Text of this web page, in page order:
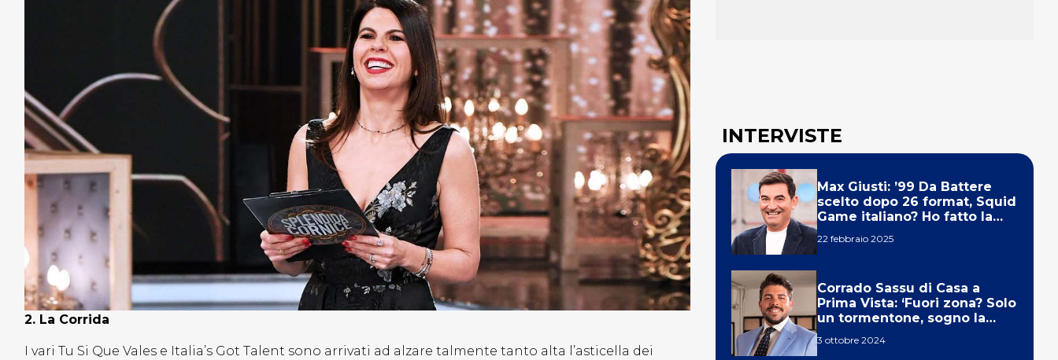
2. La Corrida
I vari Tu Si Que Vales e Italia’s Got Talent sono arrivati ad alzare talmente tanto alta l’asticella dei
INTERVISTE
Max Giusti: ’99 Da Battere
scelto dopo 26 format, Squid
Game italiano? Ho fatto la
22 febbraio 2025
Corrado Sassu di Casa a
Prima Vista: ‘Fuori zona? Solo
un tormentone, sogno la
3 ottobre 2024